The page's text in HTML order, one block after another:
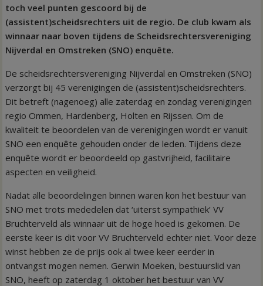
toch veel punten gescoord bij de
(assistent)scheidsrechters uit de regio. De club kwam als
winnaar naar boven tijdens de Scheidsrechtersvereniging
Nijverdal en Omstreken (SNO) enquête.
De scheidsrechtersvereniging Nijverdal en Omstreken (SNO)
verzorgt bij 45 verenigingen de (assistent)scheidsrechters.
Dit betreft (nagenoeg) alle zaterdag en zondag verenigingen
regio Ommen, Hardenberg, Holten en Rijssen. Om de
kwaliteit te beoordelen van de verenigingen wordt er vanuit
SNO een enquête gehouden onder de leden. Tijdens deze
enquête wordt er beoordeeld op gastvrijheid, facilitaire
aspecten en veiligheid.
Nadat alle beoordelingen binnen waren kon het bestuur van
SNO met trots mededelen dat ‘uiterst sympathiek’ VV
Bruchterveld als winnaar uit de hoge hoed is gekomen. De
eerste keer is dit voor VV Bruchterveld echter niet. Voor deze
winst hebben ze de prijs ook al twee keer eerder in
ontvangst mogen nemen. Gerwin Moeken, bestuurslid van
SNO, heeft op zaterdag 1 oktober het bestuur van VV